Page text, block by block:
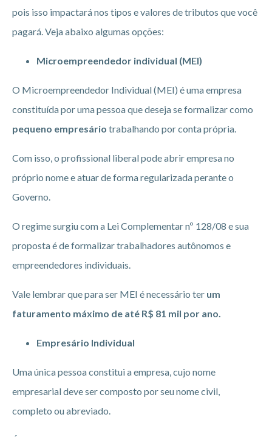
pois isso impactará nos tipos e valores de tributos que você
pagará. Veja abaixo algumas opções:
Microempreendedor individual (MEI)
O Microempreendedor Individual (MEI) é uma empresa
constituída por uma pessoa que deseja se formalizar como
pequeno empresário trabalhando por conta própria.
Com isso, o profissional liberal pode abrir empresa no
próprio nome e atuar de forma regularizada perante o
Governo.
O regime surgiu com a Lei Complementar nº 128/08 e sua
proposta é de formalizar trabalhadores autônomos e
empreendedores individuais.
Vale lembrar que para ser MEI é necessário ter um
faturamento máximo de até R$ 81 mil por ano.
Empresário Individual
Uma única pessoa constitui a empresa, cujo nome
empresarial deve ser composto por seu nome civil,
completo ou abreviado.